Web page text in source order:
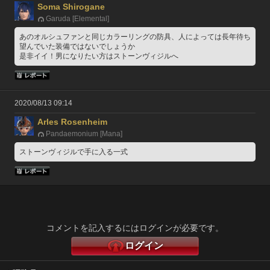
Soma Shirogane
Garuda [Elemental]
あのオルシュファンと同じカラーリングの防具、人によっては長年待ち
望んでいた装備ではないでしょうか
是非イイ！男になりたい方はストーンヴィジルへ
2020/08/13 09:14
Arles Rosenheim
Pandaemonium [Mana]
ストーンヴィジルで手に入る一式
コメントを記入するにはログインが必要です。
ログイン